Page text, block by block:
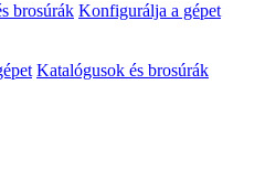
brosúrák Konfigurálja a gépet
Katalógusok és brosúrák